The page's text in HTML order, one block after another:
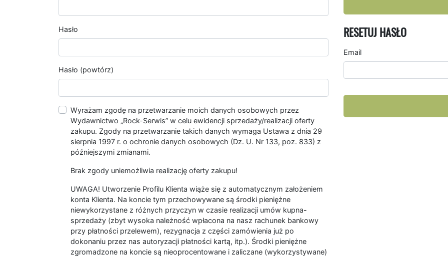
Hasło
Hasło (powtórz)
Wyrażam zgodę na przetwarzanie moich danych osobowych przez
Wydawnictwo „Rock-Serwis” w celu ewidencji sprzedaży/realizacji oferty
zakupu. Zgody na przetwarzanie takich danych wymaga Ustawa z dnia 29
sierpnia 1997 r. o ochronie danych osobowych (Dz. U. Nr 133, poz. 833) z
późniejszymi zmianami.
Brak zgody uniemożliwia realizację oferty zakupu!
UWAGA! Utworzenie Profilu Klienta wiąże się z automatycznym założeniem
konta Klienta. Na koncie tym przechowywane są środki pieniężne
niewykorzystane z różnych przyczyn w czasie realizacji umów kupna-
sprzedaży (zbyt wysoka należność wpłacona na nasz rachunek bankowy
przy płatności przelewem), rezygnacja z części zamówienia już po
dokonaniu przez nas autoryzacji płatności kartą, itp.). Środki pieniężne
zgromadzone na koncie są nieoprocentowane i zaliczane (wykorzystywane)
RESETUJ HASŁO
Email